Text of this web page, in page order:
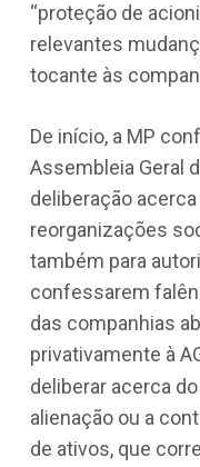
“proteção de
relevantes
tocante às
De início, a MP
Assembleia Geral
deliberação
reorganizações
também para
confessarem
das companhias
privativamente à
deliberar acerca do
alienação ou a
de ativos, que